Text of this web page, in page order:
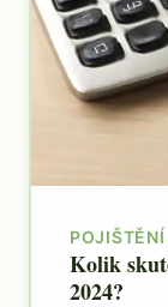
Kolik
2024?